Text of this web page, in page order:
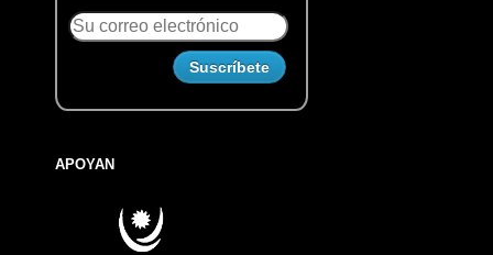
APOYAN